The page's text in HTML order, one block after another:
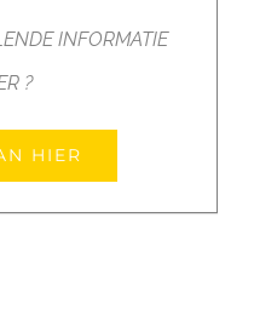
INFORMATIE
?
HIER